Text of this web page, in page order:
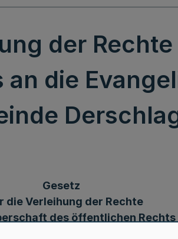
der
die
Gesetz
die Verleihung der Rechte
des öffentlichen Rechts